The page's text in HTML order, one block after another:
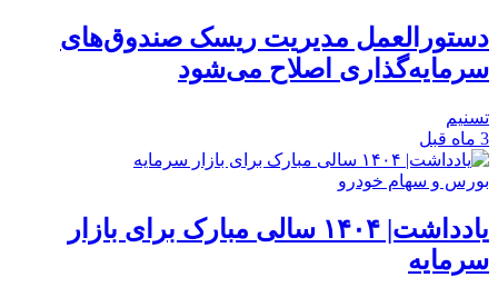
دستورالعمل مدیریت ریسک صندوق‌های
سرمایه‌گذاری اصلاح می‌شود
تسنیم
3 ماه قبل
بورس و سهام خودرو
یادداشت| ۱۴۰۴ سالی مبارک برای بازار
سرمایه